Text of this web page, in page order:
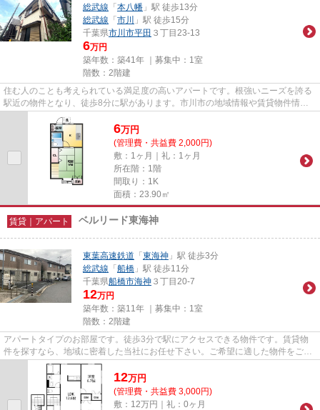
総武線 「 本八幡 」駅 徒歩13分
総武線 「 市川
」駅 徒歩15分
千葉県市川市平田 ３丁目23-13
6万円
築年数：築41年 ｜募集中： 1室
階数：2階建
住む人のことも考えられている満足度の高いアパートです。根強いニーズを誇る
駅近の物件となり、徒歩8分に駅があります。市川市の地域情報や賃貸物件情報
のことなら、当社にお任せ下さ...
6万円
(管理費・共益費 2,000円)
敷：1ヶ月｜礼：1ヶ月
所在階：1階
間取り：1K
面積：23.90㎡
賃貸｜アパート ベルリード東海神
東葉高速鉄道 「 東海神 」駅 徒歩3分
総武線 「 船橋 」駅 徒歩11分
千葉県船橋市海神 ３丁目20-7
12万円
築年数：築11年 ｜募集中： 1室
階数：2階建
アパートタイプのお部屋です。徒歩3分で駅にアクセスできる物件です。賃貸物
件を探すなら、地域に密着した当社にお任せ下さい。ご希望に適した物件をご紹
介し、快適に新生活が始められ...
12万円
(管理費・共益費 3,000円)
敷：12万円｜礼：0ヶ月